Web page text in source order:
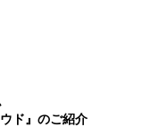
ド』のご紹介